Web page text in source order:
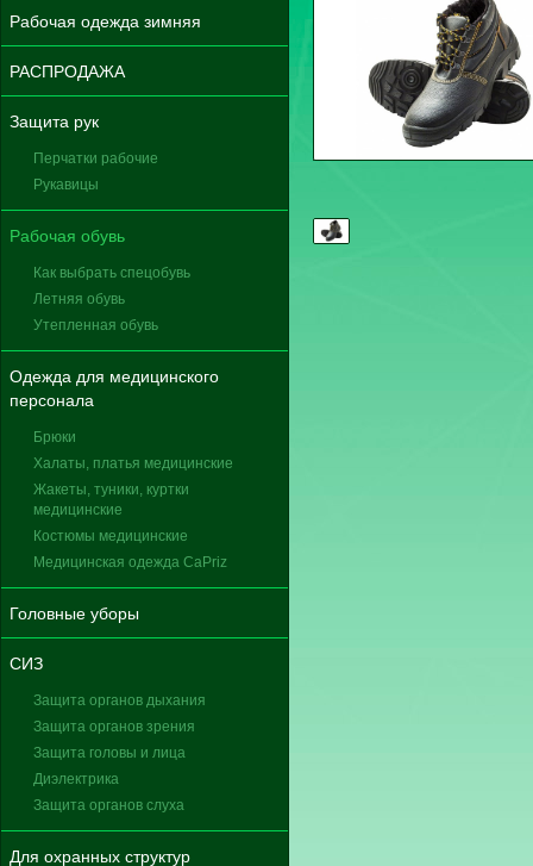
Рабочая одежда зимняя
РАСПРОДАЖА
Защита рук
Перчатки рабочие
Рукавицы
Рабочая обувь
Как выбрать спецобувь
Летняя обувь
Утепленная обувь
Одежда для медицинского
персонала
Брюки
Халаты, платья медицинские
Жакеты, туники, куртки
медицинские
Костюмы медицинские
Медицинская одежда CaPriz
Головные уборы
СИЗ
Защита органов дыхания
Защита органов зрения
Защита головы и лица
Диэлектрика
Защита органов слуха
Для охранных структур